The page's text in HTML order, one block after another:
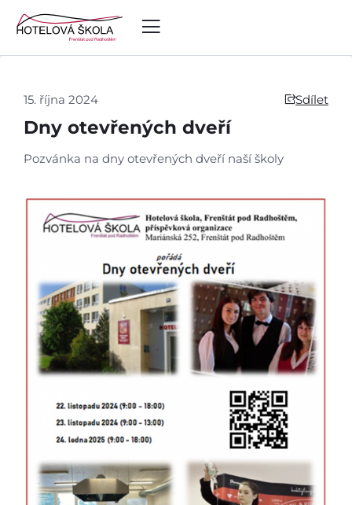
Úvod
Aktuálně
Škola
Studium
Projekty
15. října 2024 Sdílet
Dny otevřených dveří
Pozvánka na dny otevřených dveří naší školy